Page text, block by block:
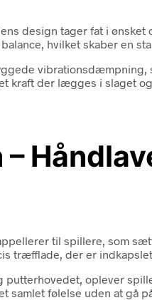
design tager fat i
hvilket skaber en
kraft der lægges i slaget
–
til spillere, som
træfflade, der er
oplever
følelse uden at gå